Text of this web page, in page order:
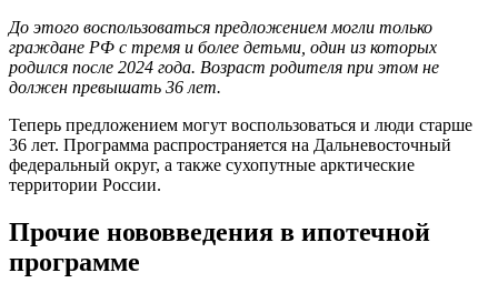
До этого воспользоваться предложением могли только
граждане РФ с тремя и более детьми, один из которых
родился после 2024 года. Возраст родителя при этом не
должен превышать 36 лет.
Теперь предложением могут воспользоваться и люди старше
36 лет. Программа распространяется на Дальневосточный
федеральный округ, а также сухопутные арктические
территории России.
Прочие нововведения в ипотечной
программе